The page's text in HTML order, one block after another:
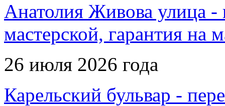
Анатолия Живова улица -
мастерской, гарантия на
26 июля 2026 года
Карельский бульвар -